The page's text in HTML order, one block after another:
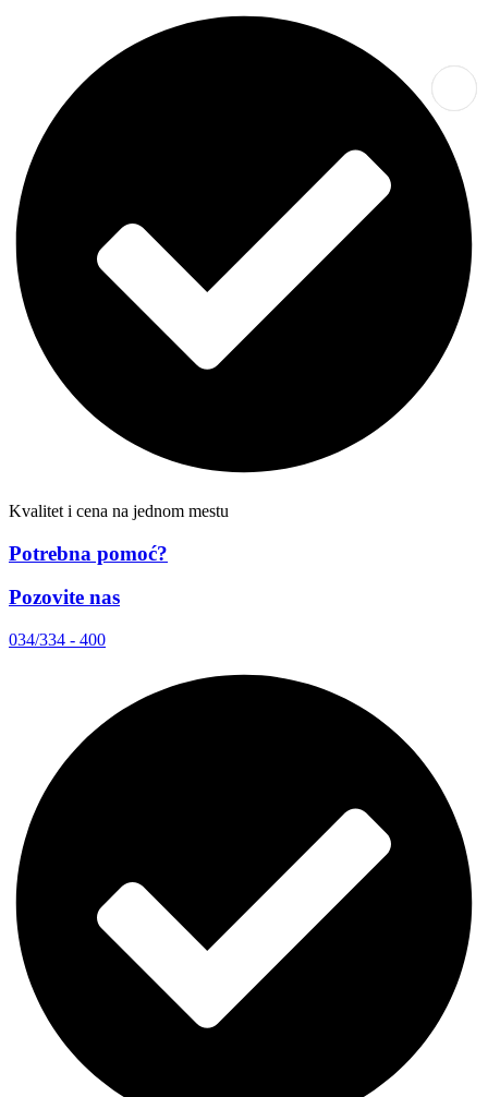
Kvalitet i cena na jednom mestu
Potrebna pomoć?
Pozovite nas
034/334 - 400